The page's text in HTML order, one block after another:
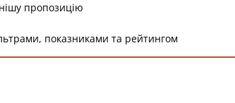
пропозицію
показниками та рейтингом